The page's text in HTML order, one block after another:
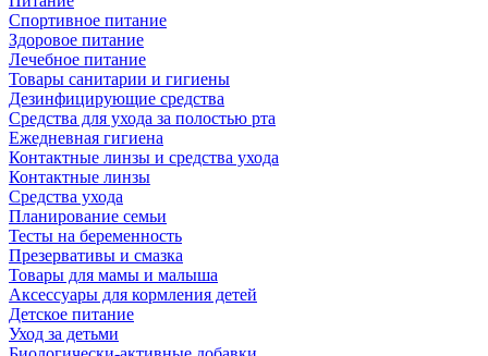
Спортивное питание
Здоровое питание
Лечебное питание
Товары санитарии и гигиены
Дезинфицирующие средства
Средства для ухода за полостью рта
Ежедневная гигиена
Контактные линзы и средства ухода
Контактные линзы
Средства ухода
Планирование семьи
Тесты на беременность
Презервативы и смазка
Товары для мамы и малыша
Аксессуары для кормления детей
Детское питание
Уход за детьми